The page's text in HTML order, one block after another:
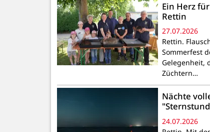
Ein Herz
Rettin
27.07.2026
Rettin.
Sommerfest
Gelegenheit,
Züchtern…
Nächte
24.07.2026